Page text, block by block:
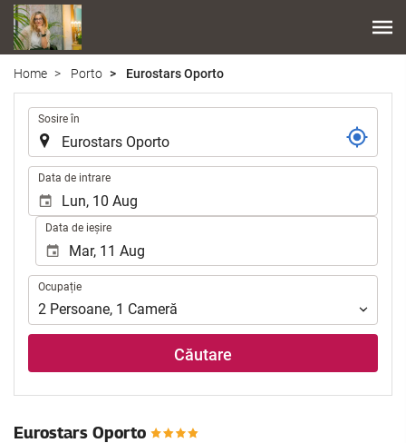
Home Porto Eurostars Oporto
Sosire în
Data de intrare
Data de ieșire
Ocupație
Ocupație
2 Persoane, 1 Cameră
Căutare
Eurostars Oporto